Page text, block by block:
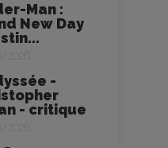
Man :
New Day
2026
-
- critique
2026